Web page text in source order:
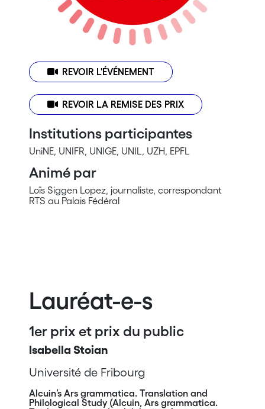
REVOIR L'ÉVÉNEMENT
REVOIR LA REMISE DES PRIX
Institutions participantes
UniNE, UNIFR, UNIGE, UNIL, UZH, EPFL
Animé par
Loïs Siggen Lopez, journaliste, correspondant
RTS au Palais Fédéral
Lauréat-e-s
1er prix et prix du public
Isabella Stoian
Université de Fribourg
Alcuin’s Ars grammatica. Translation and
Philological Study (Alcuin, Ars grammatica.